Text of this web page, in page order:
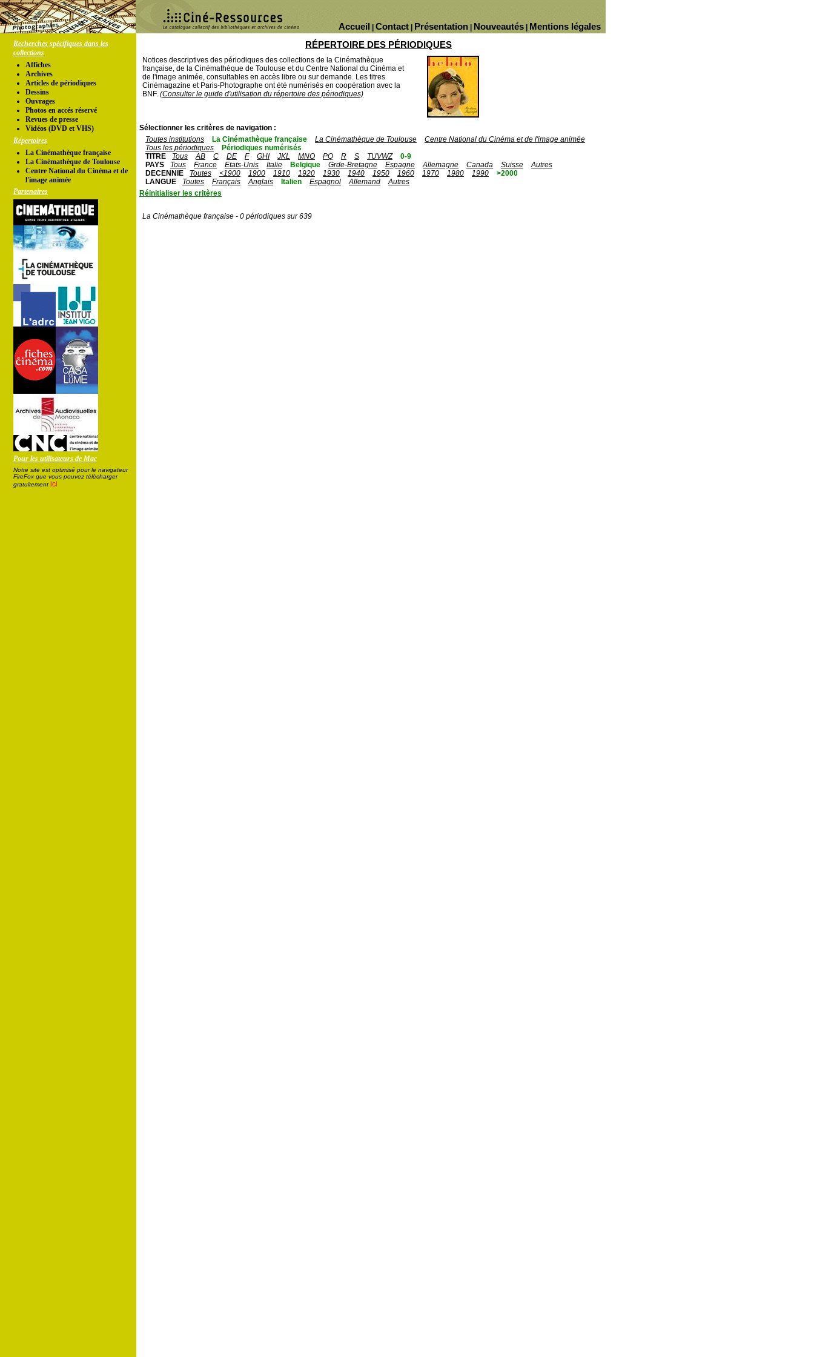
Mentions légales
Nouveautés
Présentation
Contact
Accueil
Recherches spécifiques dans les
collections
Affiches
Archives
Articles de périodiques
Dessins
Ouvrages
Photos en accés réservé
Revues de presse
Vidéos (DVD et VHS)
Répertoires
La Cinémathèque française
La Cinémathèque de Toulouse
Centre National du Cinéma et de
l'image animée
Partenaires
Pour les utilisateurs de Mac
Notre site est optimisé pour le navigateur
FireFox que vous pouvez télécharger
gratuitement ici
RÉPERTOIRE DES PÉRIODIQUES
Notices descriptives des périodiques des collections de la Cinémathèque
française, de la Cinémathèque de Toulouse et du Centre National du Cinéma et
de l'image animée, consultables en accès libre ou sur demande. Les titres
Cinémagazine et Paris-Photographe ont été numérisés en coopération avec la
BNF. (Consulter le guide d'utilisation du répertoire des périodiques)
Sélectionner les critères de navigation :
Toutes institutions
La Cinémathèque française La Cinémathèque de Toulouse
Centre National du Cinéma et de l'image animée
Tous les périodiques
Périodiques numérisés
TITRE
Tous AB C DE F GHI JKL MNO PQ R S TUVWZ
0-9
PAYS
Tous France Etats-Unis Italie Belgique Grde-Bretagne Espagne Allemagne Canada Suisse
Autres
DECENNIE
Toutes <1900 1900 1910 1920 1930 1940 1950 1960 1970 1980 1990
>2000
LANGUE
Toutes Français Anglais Italien Espagnol Allemand
Autres
Réinitialiser les critères
La Cinémathèque française - 0 périodiques sur 639